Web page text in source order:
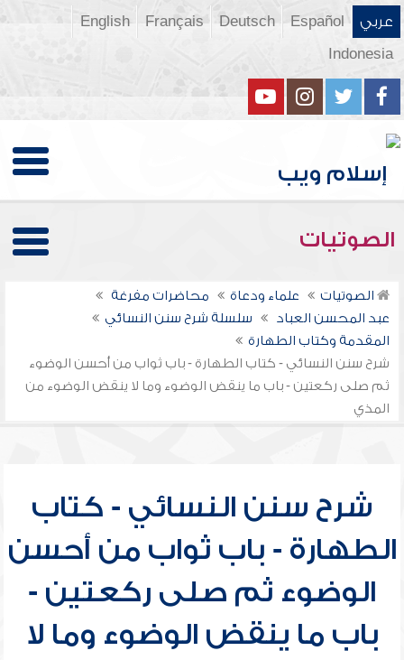
عربي Español
Deutsch
Français
English
Indonesia
الصوتيات
الصوتيات علماء ودعاة
محاضرات مفرغة
عبد المحسن العباد
سلسلة شرح سنن النسائي
المقدمة وكتاب الطهارة
شرح سنن النسائي - كتاب الطهارة - باب ثواب من أحسن الوضوء
ثم صلى ركعتين - باب ما ينقض الوضوء وما لا ينقض الوضوء من
المذي
شرح سنن النسائي - كتاب
الطهارة - باب ثواب من أحسن
الوضوء ثم صلى ركعتين -
باب ما ينقض الوضوء وما لا